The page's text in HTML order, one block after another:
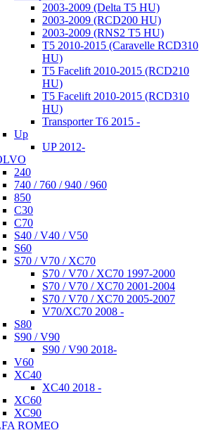
2003-2009 (Delta T5 HU)
2003-2009 (RCD200 HU)
2003-2009 (RNS2 T5 HU)
T5 2010-2015 (Caravelle RCD310
HU)
T5 Facelift 2010-2015 (RCD210
HU)
T5 Facelift 2010-2015 (RCD310
HU)
Transporter T6 2015 -
Up
UP 2012-
240
740 / 760 / 940 / 960
850
C30
C70
S40 / V40 / V50
S60
S70 / V70 / XC70
S70 / V70 / XC70 1997-2000
S70 / V70 / XC70 2001-2004
S70 / V70 / XC70 2005-2007
V70/XC70 2008 -
S80
S90 / V90
S90 / V90 2018-
V60
XC40
XC40 2018 -
XC60
XC90
ROMEO